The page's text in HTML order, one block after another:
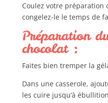
Coulez votre préparation
congelez-le le temps de
Préparation
chocolat :
Faites bien tremper la
Dans une casserole,
les cuire jusqu’à